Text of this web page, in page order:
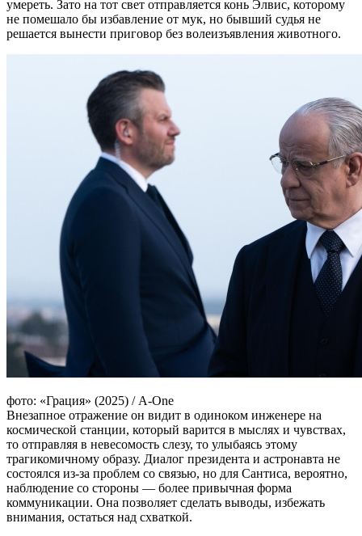
умереть. Зато на тот свет отправляется конь Элвис, которому
не помешало бы избавление от мук, но бывший судья не
решается вынести приговор без волеизъявления животного.
фото: «Грация» (2025) / A-One
Внезапное отражение он видит в одиноком инженере на
космической станции, который варится в мыслях и чувствах,
то отправляя в невесомость слезу, то улыбаясь этому
трагикомичному образу. Диалог президента и астронавта не
состоялся из-за проблем со связью, но для Сантиса, вероятно,
наблюдение со стороны — более привычная форма
коммуникации. Она позволяет сделать выводы, избежать
внимания, остаться над схваткой.